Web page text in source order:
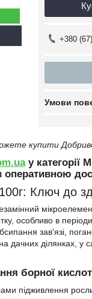
+380
купити
у категорії
оперативною
Ключ до
особливо в
зав'язі,
дачних ділянках, у
борної
підживлення